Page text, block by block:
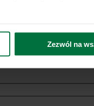
Zezwól na
oferowanych usług,